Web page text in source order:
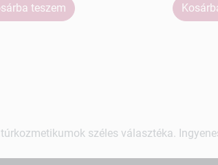
teszem
széles választéka.